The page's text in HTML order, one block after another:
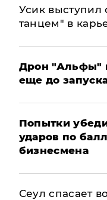
Усик
танцем" в
Дрон "Альфы"
еще до
Попытки
ударов по
бизнесмена
​Сеул спасает